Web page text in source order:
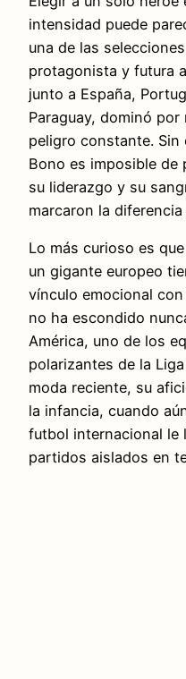
intensidad puede
una de las
protagonista y futura
junto a España,
Paraguay, dominó
peligro constante. Sin
Bono es imposible de
su liderazgo y su
marcaron la
Lo más curioso es
un gigante europeo
vínculo emocional
no ha escondido
América, uno de los
polarizantes de la
moda reciente, su
la infancia, cuando
futbol internacional le
partidos aislados en